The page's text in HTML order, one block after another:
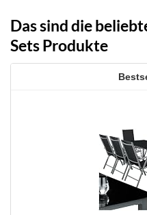
Das sind die
Sets Produkte